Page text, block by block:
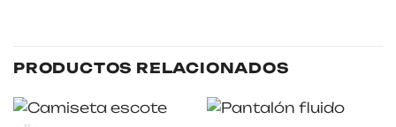
PRODUCTOS RELACIONADOS